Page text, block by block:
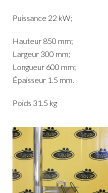
Puissance 22 kW;
Hauteur 850 mm;
Largeur 300 mm;
Longueur 600 mm;
Épaisseur 1.5 mm.
Poids 31.5 kg